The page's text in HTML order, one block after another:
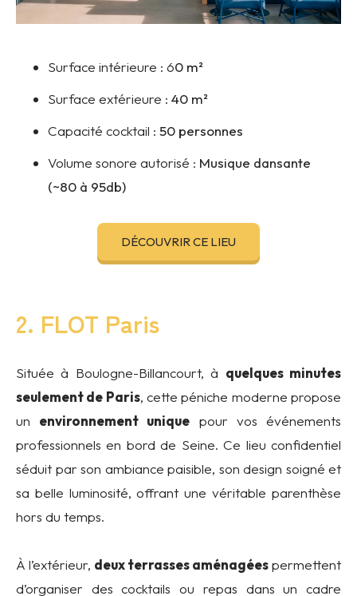
Surface intérieure : 60 m²
Surface extérieure : 40 m²
Capacité cocktail : 50 personnes
Volume sonore autorisé : Musique dansante
(~80 à 95db)
DÉCOUVRIR CE LIEU
2. FLOT Paris
Située à Boulogne-Billancourt, à quelques minutes
seulement de Paris, cette péniche moderne propose
un environnement unique pour vos événements
professionnels en bord de Seine. Ce lieu confidentiel
séduit par son ambiance paisible, son design soigné et
sa belle luminosité, offrant une véritable parenthèse
hors du temps.
À l’extérieur, deux terrasses aménagéespermettent
d’organiser des cocktails ou repas dans un cadre